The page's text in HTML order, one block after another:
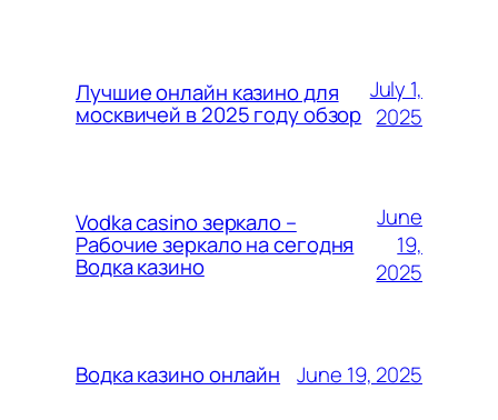
Лучшие онлайн казино для
москвичей в 2025 году обзор
July 1,
2025
Vodka casino зеркало –
Рабочие зеркало на сегодня
Водка казино
June
19,
2025
Водка казино онлайн June 19, 2025